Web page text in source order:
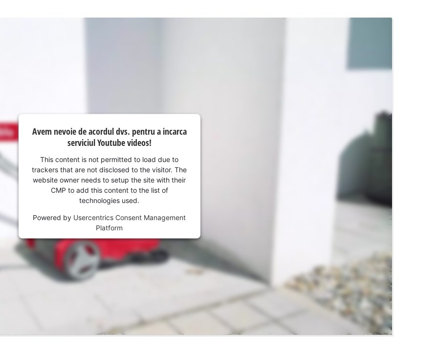
Management Platform
Avem nevoie de acordul dvs. pentru a incarca
serviciul Youtube videos!
This content is not permitted to load due to
trackers that are not disclosed to the visitor. The
website owner needs to setup the site with their
CMP to add this content to the list of
technologies used.
Powered by Usercentrics Consent Management
Platform